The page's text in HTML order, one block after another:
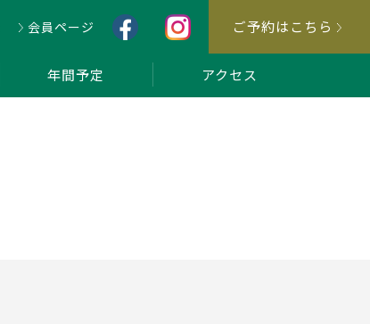
会員ページ ご予約はこちら
年間予定 アクセス